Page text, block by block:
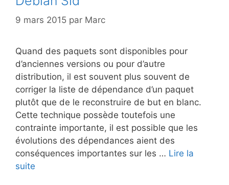
9 mars 2015 par Marc
Quand des paquets sont disponibles pour
d’anciennes versions ou pour d’autre
distribution, il est souvent plus souvent de
corriger la liste de dépendance d’un paquet
plutôt que de le reconstruire de but en blanc.
Cette technique possède toutefois une
contrainte importante, il est possible que les
évolutions des dépendances aient des
conséquences importantes sur les … Lire la
suite